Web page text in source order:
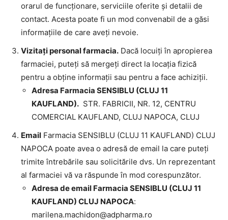
orarul de funcționare, serviciile oferite și detalii de
contact. Acesta poate fi un mod convenabil de a găsi
informațiile de care aveți nevoie.
Vizitați personal farmacia. Dacă locuiți în apropierea
farmaciei, puteți să mergeți direct la locația fizică
pentru a obține informații sau pentru a face achiziții.
Adresa Farmacia SENSIBLU (CLUJ 11
KAUFLAND). STR. FABRICII, NR. 12, CENTRU
COMERCIAL KAUFLAND, CLUJ NAPOCA, CLUJ
Email Farmacia SENSIBLU (CLUJ 11 KAUFLAND) CLUJ
NAPOCA poate avea o adresă de email la care puteți
trimite întrebările sau solicitările dvs. Un reprezentant
al farmaciei vă va răspunde în mod corespunzător.
Adresa de email Farmacia SENSIBLU (CLUJ 11
KAUFLAND) CLUJ NAPOCA:
marilena.machidon@adpharma.ro